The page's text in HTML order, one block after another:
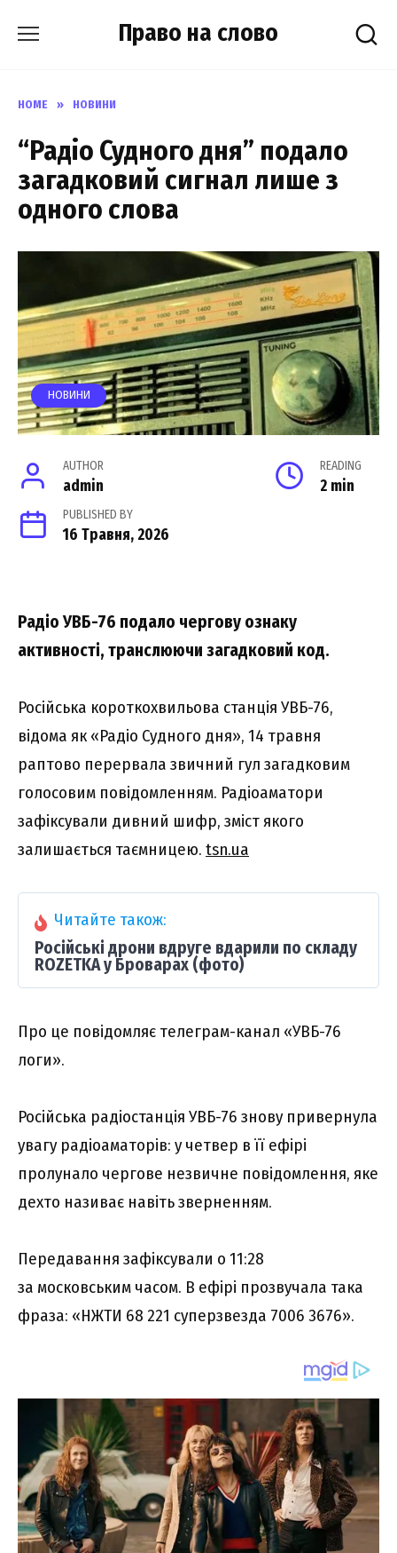
Право на слово
HOME » НОВИНИ
“Радіо Судного дня” подало
загадковий сигнал лише з
одного слова
НОВИНИ
AUTHOR
admin
READING
2 min
PUBLISHED BY
16 Травня, 2026
Радіо УВБ-76 подало чергову ознаку
активності, транслюючи загадковий код.
Російська короткохвильова станція УВБ-76,
відома як «Радіо Судного дня», 14 травня
раптово перервала звичний гул загадковим
голосовим повідомленням. Радіоаматори
зафіксували дивний шифр, зміст якого
залишається таємницею. tsn.ua
Читайте також:
Російські дрони вдруге вдарили по складу
ROZETKA у Броварах (фото)
Про це повідомляє телеграм-канал «УВБ-76
логи».
Російська радіостанція УВБ-76 знову привернула
увагу радіоаматорів: у четвер в її ефірі
пролунало чергове незвичне повідомлення, яке
дехто називає навіть зверненням.
Передавання зафіксували о 11:28
за московським часом. В ефірі прозвучала така
фраза: «НЖТИ 68 221 суперзвезда 7006 3676».